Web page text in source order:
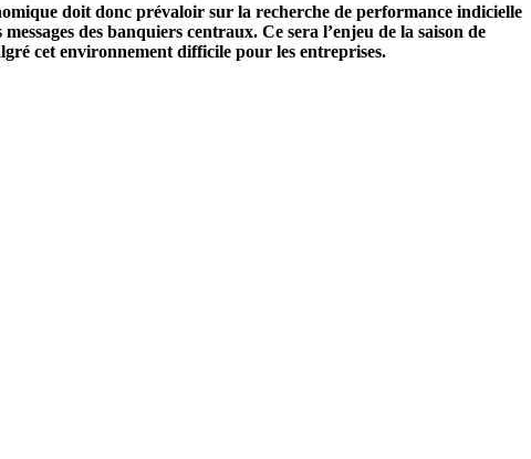
doit donc prévaloir sur la recherche de performance indicielle
des banquiers centraux. Ce sera l’enjeu de la saison de
cet environnement difficile pour les entreprises.